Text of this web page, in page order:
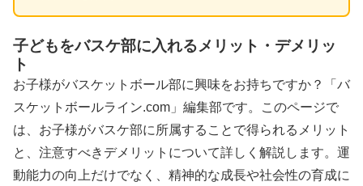
子どもをバスケ部に入れるメリット・デメリッ
ト
お子様がバスケットボール部に興味をお持ちですか？「バ
スケットボールライン.com」編集部です。このページで
は、お子様がバスケ部に所属することで得られるメリット
と、注意すべきデメリットについて詳しく解説します。運
動能力の向上だけでなく、精神的な成長や社会性の育成に